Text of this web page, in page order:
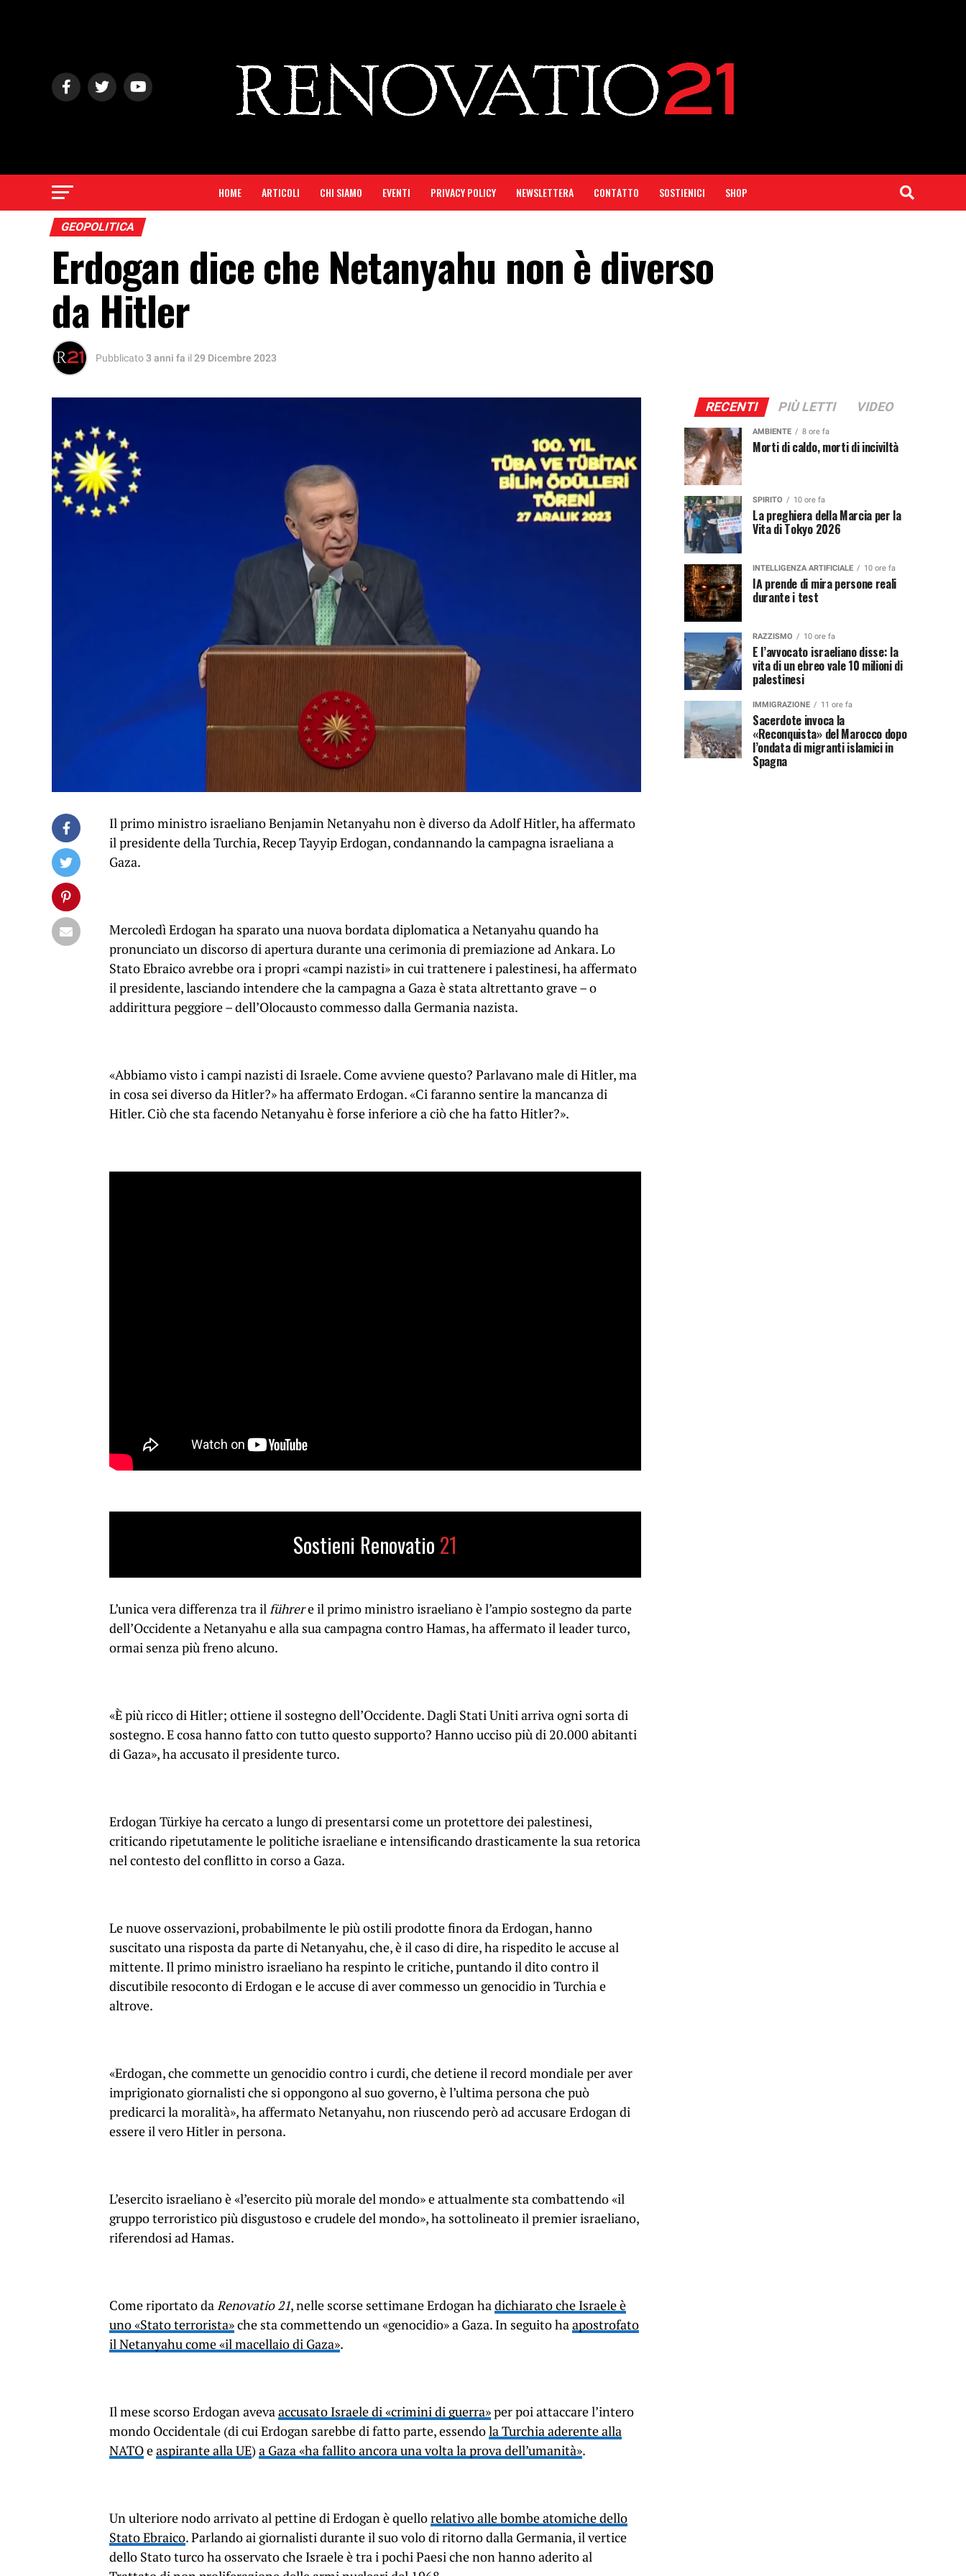
HOME ARTICOLI CHI SIAMO EVENTI PRIVACY POLICY NEWSLETTERA CONTATTO SOSTIENICI SHOP
GEOPOLITICA
Erdogan dice che Netanyahu non è diverso
da Hitler
Pubblicato3 anni fa il29 Dicembre 2023
Il primo ministro israeliano Benjamin Netanyahu non è diverso da Adolf Hitler, ha affermato
il presidente della Turchia, Recep Tayyip Erdogan, condannando la campagna israeliana a
Gaza.
Mercoledì Erdogan ha sparato una nuova bordata diplomatica a Netanyahu quando ha
pronunciato un discorso di apertura durante una cerimonia di premiazione ad Ankara. Lo
Stato Ebraico avrebbe ora i propri «campi nazisti» in cui trattenere i palestinesi, ha affermato
il presidente, lasciando intendere che la campagna a Gaza è stata altrettanto grave – o
addirittura peggiore – dell’Olocausto commesso dalla Germania nazista.
«Abbiamo visto i campi nazisti di Israele. Come avviene questo? Parlavano male di Hitler, ma
in cosa sei diverso da Hitler?» ha affermato Erdogan. «Ci faranno sentire la mancanza di
Hitler. Ciò che sta facendo Netanyahu è forse inferiore a ciò che ha fatto Hitler?».
Sostieni Renovatio 21
L’unica vera differenza tra ilführere il primo ministro israeliano è l’ampio sostegno da parte
dell’Occidente a Netanyahu e alla sua campagna contro Hamas, ha affermato il leader turco,
ormai senza più freno alcuno.
«È più ricco di Hitler; ottiene il sostegno dell’Occidente. Dagli Stati Uniti arriva ogni sorta di
sostegno. E cosa hanno fatto con tutto questo supporto? Hanno ucciso più di 20.000 abitanti
di Gaza», ha accusato il presidente turco.
Erdogan Türkiye ha cercato a lungo di presentarsi come un protettore dei palestinesi,
criticando ripetutamente le politiche israeliane e intensificando drasticamente la sua retorica
nel contesto del conflitto in corso a Gaza.
Le nuove osservazioni, probabilmente le più ostili prodotte finora da Erdogan, hanno
suscitato una risposta da parte di Netanyahu, che, è il caso di dire, ha rispedito le accuse al
mittente. Il primo ministro israeliano ha respinto le critiche, puntando il dito contro il
discutibile resoconto di Erdogan e le accuse di aver commesso un genocidio in Turchia e
altrove.
«Erdogan, che commette un genocidio contro i curdi, che detiene il record mondiale per aver
imprigionato giornalisti che si oppongono al suo governo, è l’ultima persona che può
predicarci la moralità», ha affermato Netanyahu, non riuscendo però ad accusare Erdogan di
essere il vero Hitler in persona.
L’esercito israeliano è «l’esercito più morale del mondo» e attualmente sta combattendo «il
gruppo terroristico più disgustoso e crudele del mondo», ha sottolineato il premier israeliano,
riferendosi ad Hamas.
Come riportato daRenovatio 21, nelle scorse settimane Erdogan hadichiarato che Israele è
uno «Stato terrorista»che sta commettendo un «genocidio» a Gaza. In seguito haapostrofato
il Netanyahu come «il macellaio di Gaza».
Il mese scorso Erdogan avevaaccusato Israele di «crimini di guerra»per poi attaccare l’intero
mondo Occidentale (di cui Erdogan sarebbe di fatto parte, essendola Turchia aderente alla
NATOeaspirante alla UE) a Gaza «ha fallito ancora una volta la prova dell’umanità».
Un ulteriore nodo arrivato al pettine di Erdogan è quellorelativo alle bombe atomiche dello
Stato Ebraico. Parlando ai giornalisti durante il suo volo di ritorno dalla Germania, il vertice
dello Stato turco ha osservato che Israele è tra i pochi Paesi che non hanno aderito al
RECENTI PIÙ LETTI VIDEO
AMBIENTE 8 ore fa
Morti di caldo, morti di inciviltà
SPIRITO 10 ore fa
La preghiera della Marcia per la
Vita di Tokyo 2026
INTELLIGENZA ARTIFICIALE 10 ore fa
IA prende di mira persone reali
durante i test
RAZZISMO 10 ore fa
E l’avvocato israeliano disse: la
vita di un ebreo vale 10 milioni di
palestinesi
IMMIGRAZIONE 11 ore fa
Sacerdote invoca la
«Reconquista» del Marocco dopo
l’ondata di migranti islamici in
Spagna